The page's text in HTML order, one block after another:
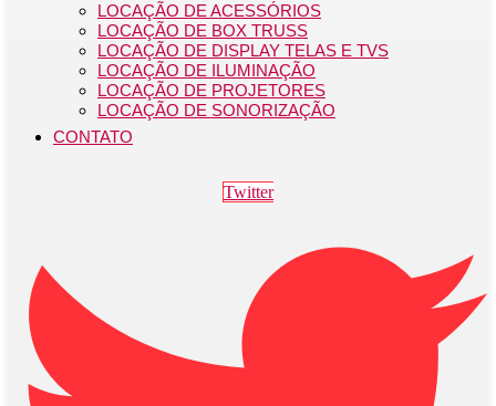
LOCAÇÃO DE ACESSÓRIOS
LOCAÇÃO DE BOX TRUSS
LOCAÇÃO DE DISPLAY TELAS E TVS
LOCAÇÃO DE ILUMINAÇÃO
LOCAÇÃO DE PROJETORES
LOCAÇÃO DE SONORIZAÇÃO
CONTATO
Twitter